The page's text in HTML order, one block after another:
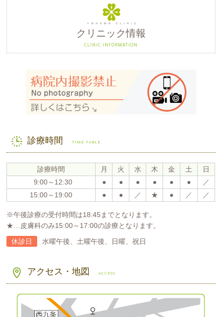
クリニック情報
CLINIC INFORMATION
診療時間TIME TABLE
診療時間 月 火 水 木 金 土
日
9:00～12:30
● ● ● ● ● ●
／
15:00～19:00
● ● ／ ★ ● ／ ／
※午後診療の受付時間は18:45までとなります。
★…皮膚科のみ15:00～17:00の診療となります。
休診日
水曜午後、土曜午後、日曜、祝日
アクセス・地図ACCESS